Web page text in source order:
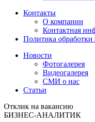
Контакты
О компании
Контактная
Политика
Новости
Фотогалерея
Видеогалерея
СМИ о нас
Статьи
Отклик на вакансию
БИЗНЕС-АНАЛИТИК